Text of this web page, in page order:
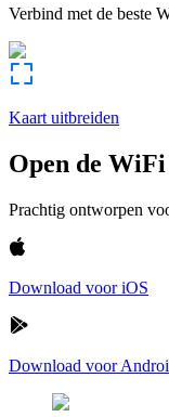
Verbind met de beste
Kaart uitbreiden
Open de
Prachtig ontworpen
Download voor iOS
Download voor